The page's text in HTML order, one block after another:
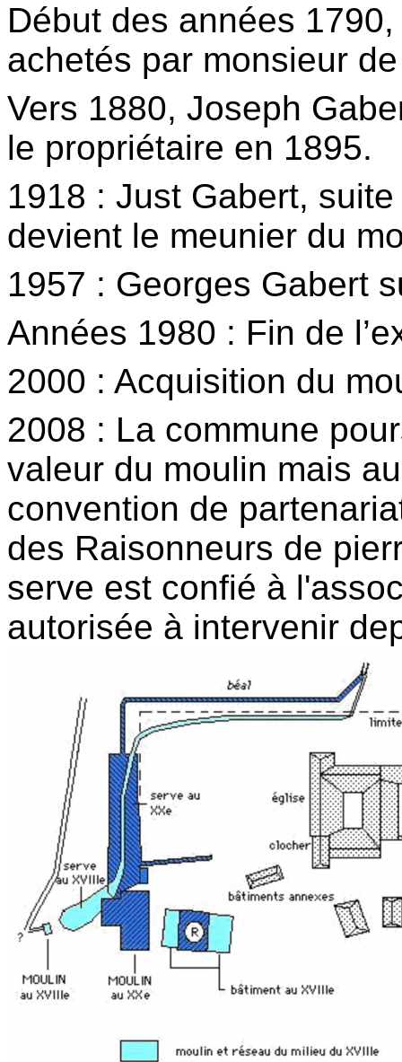
Début des années
achetés par monsieur
Vers 1880, Joseph
le propriétaire en 1895.
1918 : Just Gabert,
devient le meunier du
1957 : Georges Gabert
Années 1980 : Fin de
2000 : Acquisition du
2008 : La commune
valeur du moulin mais
convention de
des Raisonneurs de
serve est confié à
autorisée à intervenir